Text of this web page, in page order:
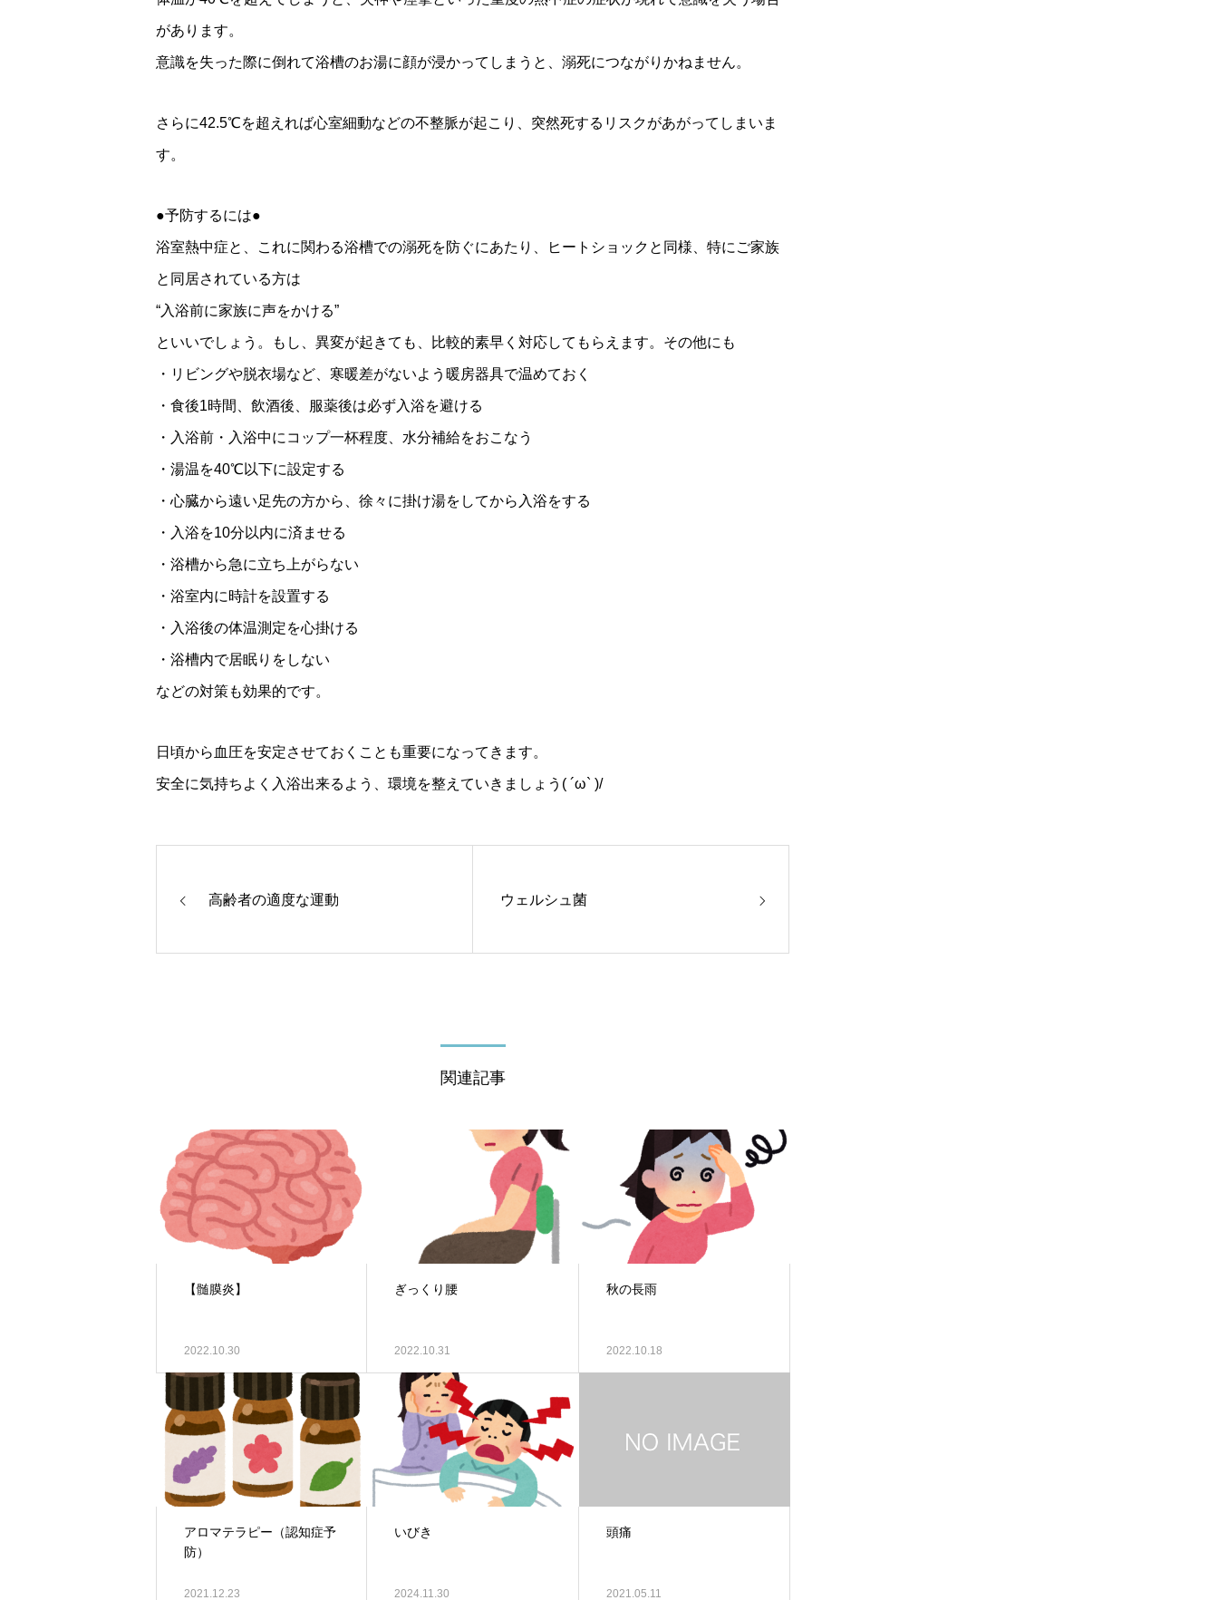
があります。
意識を失った際に倒れて浴槽のお湯に顔が浸かってしまうと、溺死につながりかねません。
さらに42.5℃を超えれば心室細動などの不整脈が起こり、突然死するリスクがあがってしまいま
す。
●予防するには●
浴室熱中症と、これに関わる浴槽での溺死を防ぐにあたり、ヒートショックと同様、特にご家族
と同居されている方は
“入浴前に家族に声をかける”
といいでしょう。もし、異変が起きても、比較的素早く対応してもらえます。その他にも
・リビングや脱衣場など、寒暖差がないよう暖房器具で温めておく
・食後1時間、飲酒後、服薬後は必ず入浴を避ける
・入浴前・入浴中にコップ一杯程度、水分補給をおこなう
・湯温を40℃以下に設定する
・心臓から遠い足先の方から、徐々に掛け湯をしてから入浴をする
・入浴を10分以内に済ませる
・浴槽から急に立ち上がらない
・浴室内に時計を設置する
・入浴後の体温測定を心掛ける
・浴槽内で居眠りをしない
などの対策も効果的です。
日頃から血圧を安定させておくことも重要になってきます。
安全に気持ちよく入浴出来るよう、環境を整えていきましょう( ´ω` )/
高齢者の適度な運動 ウェルシュ菌
関連記事
【髄膜炎】
2022.10.30
ぎっくり腰
2022.10.31
秋の長雨
2022.10.18
アロマテラピー（認知症予
防）
2021.12.23
いびき
2024.11.30
頭痛
2021.05.11